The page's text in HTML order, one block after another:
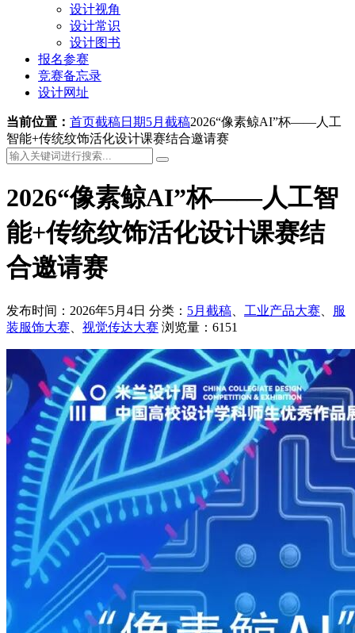
设计视角
设计常识
设计图书
报名参赛
竞赛备忘录
设计网址
当前位置： 首页截稿日期5月截稿2026“像素鲸AI”杯——人工
智能+传统纹饰活化设计课赛结合邀请赛
2026“像素鲸AI”杯——人工智
能+传统纹饰活化设计课赛结
合邀请赛
发布时间：2026年5月4日 分类： 5月截稿 工业产品大赛
服
装服饰大赛
视觉传达大赛 浏览量：6151